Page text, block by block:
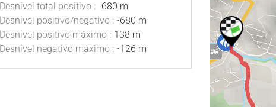
Desnivel total positivo :
680 m
Desnivel positivo/negativo : -680 m
Desnivel positivo máximo : 138 m
Desnivel negativo máximo : -126 m